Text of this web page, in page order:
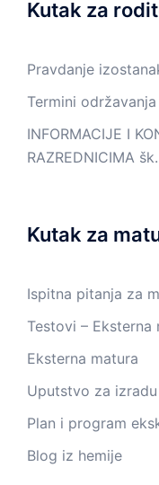
Kutak za
Pravdanje
Termini
INFORMACIJE I
RAZREDNICIMA
Kutak za
Ispitna pitanja za
Testovi – Eksterna
Eksterna matura
Uputstvo za
Plan i program
Blog iz hemije